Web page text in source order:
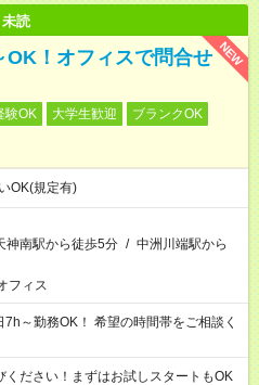
未読
NEW
OK！オフィスで問合せ
験OK 大学生歓迎
ブランクOK
OK(規定有)
神南駅から徒歩5分 / 中洲川端駅から
フィス
～勤務OK！ 希望の時間帯をご相談く
ください！まずはお試しスタートもOK